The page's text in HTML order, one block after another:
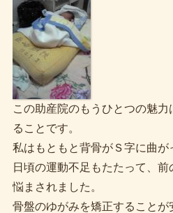
この助産院のもうひとつの魅
ることです。
私はもともと背骨がＳ字に曲が
日頃の運動不足もたたって、
悩まされました。
骨盤のゆがみを矯正すること